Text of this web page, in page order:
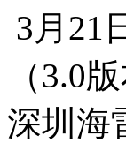
3月21
（3.0
深圳海